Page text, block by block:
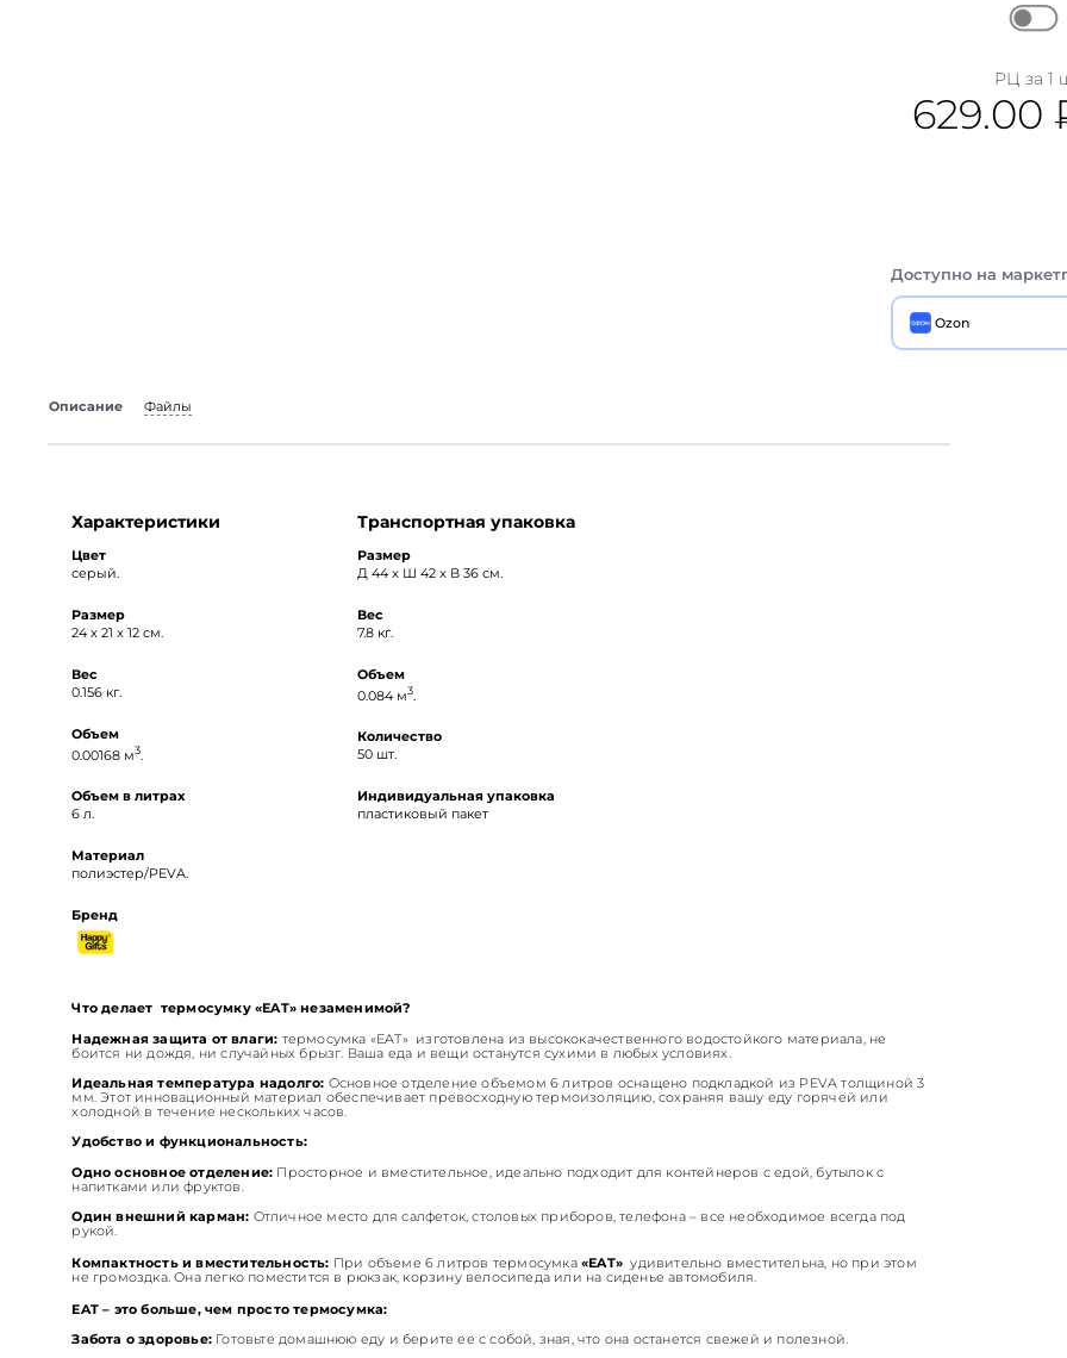
РЦ за 1
629.00
Доступно на
Ozon
Описание Файлы
Характеристики
Цвет
серый.
Размер
24 x 21 x 12 см.
Вес
0.156 кг.
Объем
0.00168 м3
Объем в литрах
6 л.
Материал
полиэстер/PEVA.
Бренд
Транспортная упаковка
Размер
Д 44 x Ш 42 x В 36 см.
Вес
7.8 кг.
Объем
0.084 м3.
Количество
50 шт.
Индивидуальная упаковка
пластиковый пакет
Что делает термосумку «EAT» незаменимой?
Надежная защита от влаги: термосумка «EAT» изготовлена из высококачественного водостойкого материала, не
боится ни дождя, ни случайных брызг. Ваша еда и вещи останутся сухими в любых условиях.
Идеальная температура надолго: Основное отделение объемом 6 литров оснащено подкладкой из PEVA толщиной 3
мм. Этот инновационный материал обеспечивает превосходную термоизоляцию, сохраняя вашу еду горячей или
холодной в течение нескольких часов.
Удобство и функциональность:
Одно основное отделение: Просторное и вместительное, идеально подходит для контейнеров с едой, бутылок с
напитками или фруктов.
Один внешний карман: Отличное место для салфеток, столовых приборов, телефона – все необходимое всегда под
рукой.
Компактность и вместительность: При объеме 6 литров термосумка«EAT» удивительно вместительна, но при этом
не громоздка. Она легко поместится в рюкзак, корзину велосипеда или на сиденье автомобиля.
EAT – это больше, чем просто термосумка:
Забота о здоровье: Готовьте домашнюю еду и берите ее с собой, зная, что она останется свежей и полезной.